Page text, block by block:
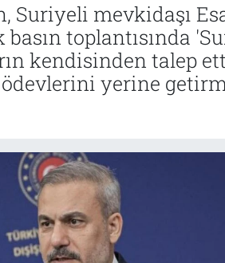
Suriyeli mevkidaşı
toplantısında
kendisinden talep
yerine